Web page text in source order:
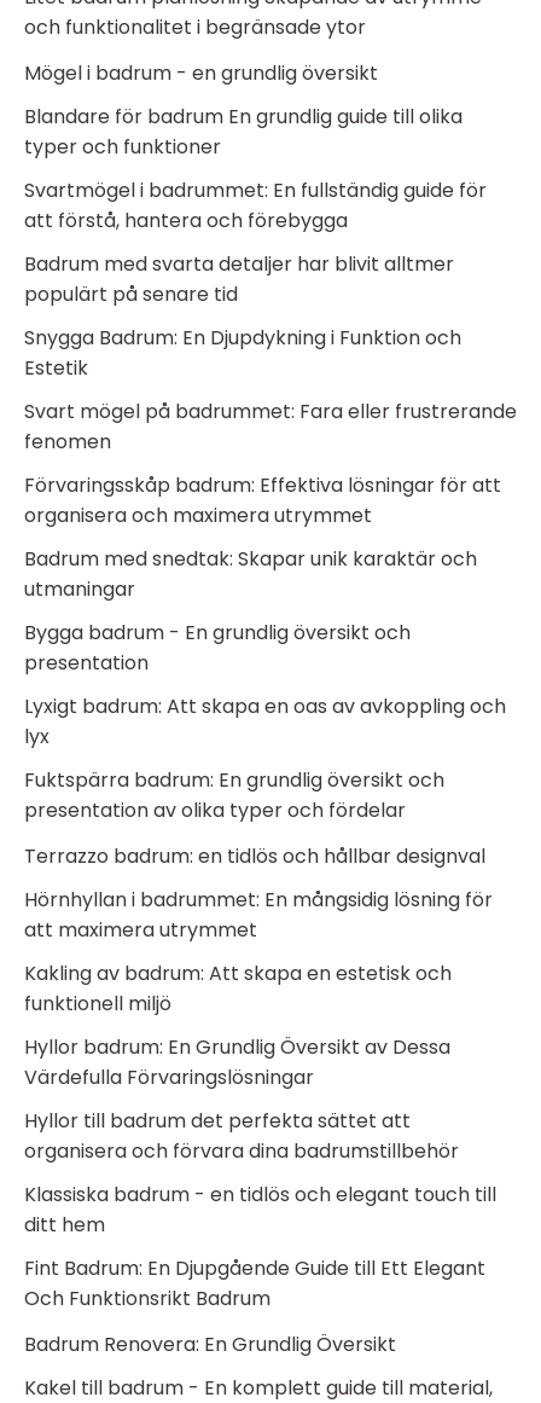
och funktionalitet i begränsade ytor
Mögel i badrum - en grundlig översikt
Blandare för badrum En grundlig guide till olika
typer och funktioner
Svartmögel i badrummet: En fullständig guide för
att förstå, hantera och förebygga
Badrum med svarta detaljer har blivit alltmer
populärt på senare tid
Snygga Badrum: En Djupdykning i Funktion och
Estetik
Svart mögel på badrummet: Fara eller frustrerande
fenomen
Förvaringsskåp badrum: Effektiva lösningar för att
organisera och maximera utrymmet
Badrum med snedtak: Skapar unik karaktär och
utmaningar
Bygga badrum - En grundlig översikt och
presentation
Lyxigt badrum: Att skapa en oas av avkoppling och
lyx
Fuktspärra badrum: En grundlig översikt och
presentation av olika typer och fördelar
Terrazzo badrum: en tidlös och hållbar designval
Hörnhyllan i badrummet: En mångsidig lösning för
att maximera utrymmet
Kakling av badrum: Att skapa en estetisk och
funktionell miljö
Hyllor badrum: En Grundlig Översikt av Dessa
Värdefulla Förvaringslösningar
Hyllor till badrum det perfekta sättet att
organisera och förvara dina badrumstillbehör
Klassiska badrum - en tidlös och elegant touch till
ditt hem
Fint Badrum: En Djupgående Guide till Ett Elegant
Och Funktionsrikt Badrum
Badrum Renovera: En Grundlig Översikt
Kakel till badrum - En komplett guide till material,